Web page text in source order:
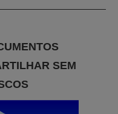
SEM